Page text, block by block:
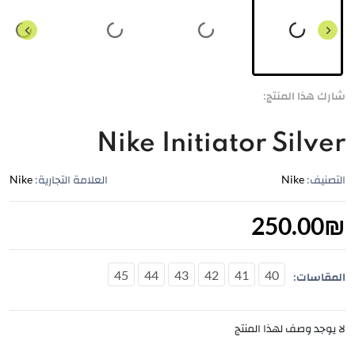
شارك هذا المنتج:
Nike Initiator Silver
التصنيف: Nike العلامة التجارية: Nike
250.00₪
المقاسات: 40
41
42
43
44
45
لا يوجد وصف لهذا المنتج